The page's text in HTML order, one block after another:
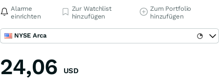
Alarme
einrichten
Zur Watchlist
hinzufügen
Zum Portfolio
hinzufügen
NYSE Arca
24,06 USD